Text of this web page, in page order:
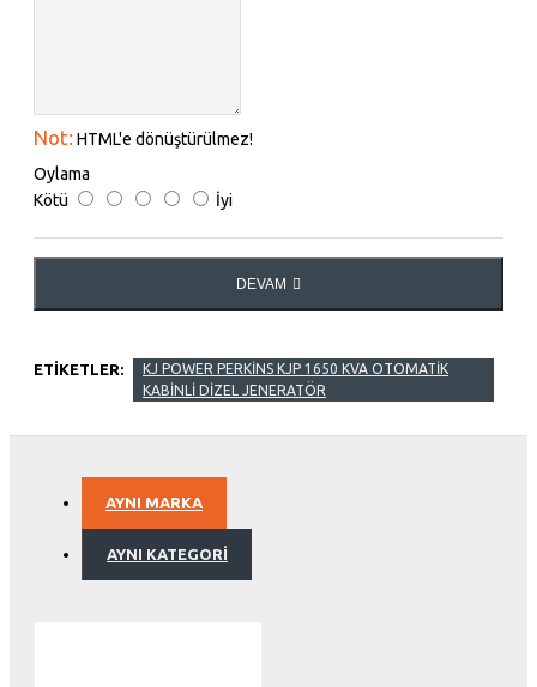
Not: HTML'e dönüştürülmez!
Oylama
Kötü
İyi
DEVAM
ETIKETLER:
KJ POWER PERKİNS KJP 1650 KVA OTOMATİK
KABİNLİ DİZEL JENERATÖR
AYNI MARKA
AYNI KATEGORI